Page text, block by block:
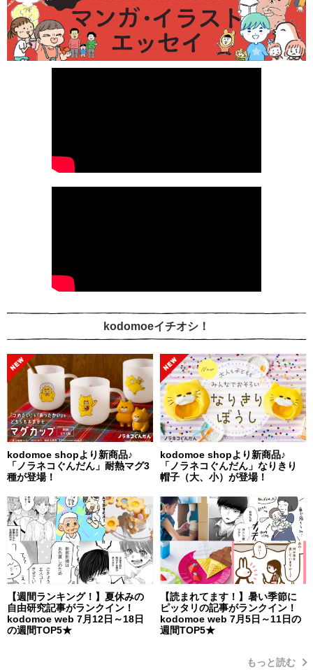
kodomoeイチオシ！
kodomoe shopより新商品♪
「ノラネコぐんだん」耐熱マグ3
種が登場！
kodomoe shopより新商品♪
「ノラネコぐんだん」なりきり
帽子（大、小）が登場！
【週間ランキング！】夏休みの
自由研究記事がランクイン！
kodomoe web 7月12日～18日
の週間TOP5★
【読まれてます！】暑い季節に
ピッタリの記事がランクイン！
kodomoe web 7月5日～11日の
週間TOP5★
もっと読む